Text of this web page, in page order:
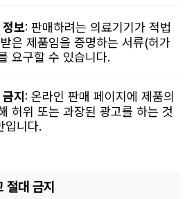
보: 판매하려는 의료기기가 적법
은 제품임을 증명하는 서류(허가
요구할 수 있습니다.
지 : 온라인 판매 페이지에 제품의
허위 또는 과장된 광고를 하는 것
입니다.
절대 금지